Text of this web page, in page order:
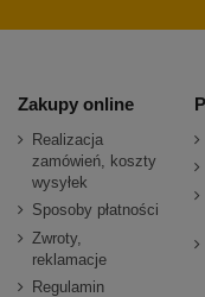
Zakupy online
Realizacja
zamówień, koszty
wysyłek
Sposoby płatności
Zwroty,
reklamacje
Regulamin